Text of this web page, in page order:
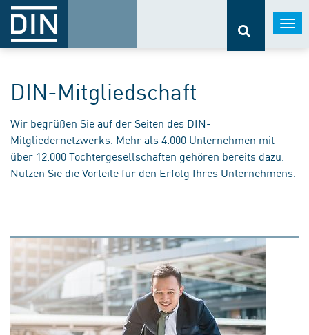
DIN-Mitgliedschaft
Wir begrüßen Sie auf der Seiten des DIN-
Mitgliedernetzwerks. Mehr als 4.000 Unternehmen mit
über 12.000 Tochtergesellschaften gehören bereits dazu.
Nutzen Sie die Vorteile für den Erfolg Ihres Unternehmens.